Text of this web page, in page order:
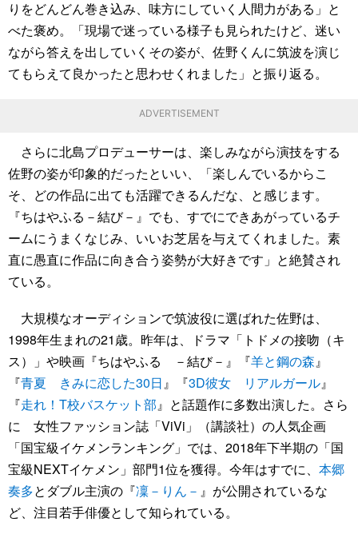
りをどんどん巻き込み、味方にしていく人間力がある」と
べた褒め。「現場で迷っている様子も見られたけど、迷い
ながら答えを出していくその姿が、佐野くんに筑波を演じ
てもらえて良かったと思わせくれました」と振り返る。
ADVERTISEMENT
さらに北島プロデューサーは、楽しみながら演技をする
佐野の姿が印象的だったといい、「楽しんでいるからこ
そ、どの作品に出ても活躍できるんだな、と感じます。
『ちはやふる－結び－』でも、すでにできあがっているチ
ームにうまくなじみ、いいお芝居を与えてくれました。素
直に愚直に作品に向き合う姿勢が大好きです」と絶賛され
ている。
大規模なオーディションで筑波役に選ばれた佐野は、
1998年生まれの21歳。昨年は、ドラマ「トドメの接吻（キ
ス）」や映画『ちはやふる －結び－』『羊と鋼の森』
『青夏 きみに恋した30日』『3D彼女 リアルガール』
『走れ！T校バスケット部』と話題作に多数出演した。さら
に 女性ファッション誌「ViVi」（講談社）の人気企画
「国宝級イケメンランキング」では、2018年下半期の「国
宝級NEXTイケメン」部門1位を獲得。今年はすでに、 本郷
奏多とダブル主演の『凜－りん－ 』が公開されているな
ど、注目若手俳優として知られている。